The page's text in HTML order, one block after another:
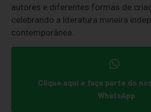
autores e diferentes formas de
celebrando a literatura mineira
contemporânea.
Clique aqui e faça parte do
WhatsApp